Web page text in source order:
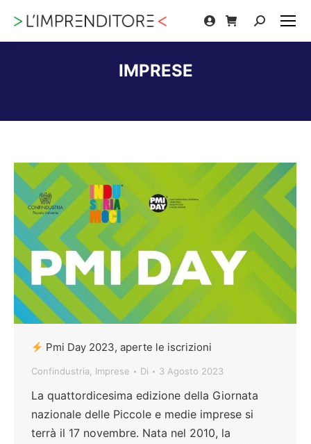
Cerca:
IMPRESE
Pmi Day 2023, aperte le iscrizioni
Confindustria, Imprese Di 3 Agosto 2023
La quattordicesima edizione della Giornata
nazionale delle Piccole e medie imprese si
terrà il 17 novembre. Nata nel 2010, la